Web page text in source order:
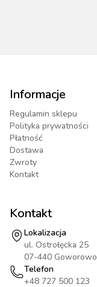
Informacje
Regulamin sklepu
Polityka prywatności
Płatność
Dostawa
Zwroty
Kontakt
Kontakt
Lokalizacja
ul. Ostrołęcka 25
07-440 Goworowo
Telefon
+48 727 500 123